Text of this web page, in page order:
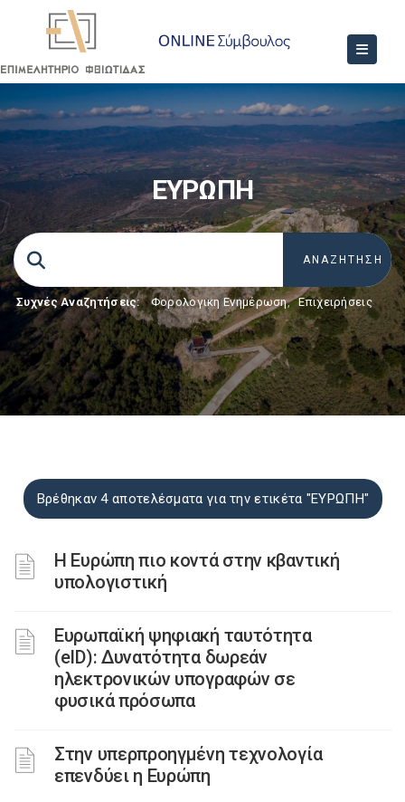
ΕΥΡΩΠΗ
Συχνές Αναζητήσεις: Φορολογικη Ενημέρωση, Επιχειρήσεις
Βρέθηκαν 4 αποτελέσματα για την ετικέτα "ΕΥΡΩΠΗ"
H Ευρώπη πιο κοντά στην κβαντική
υπολογιστική
Ευρωπαϊκή ψηφιακή ταυτότητα
(eID): Δυνατότητα δωρεάν
ηλεκτρονικών υπογραφών σε
φυσικά πρόσωπα
Στην υπερπροηγμένη τεχνολογία
επενδύει η Ευρώπη